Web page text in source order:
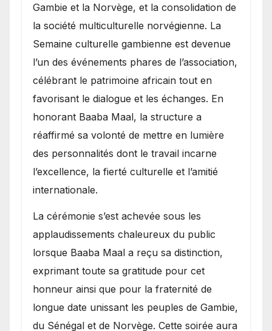
Gambie et la Norvège, et la consolidation de
la société multiculturelle norvégienne. La
Semaine culturelle gambienne est devenue
l’un des événements phares de l’association,
célébrant le patrimoine africain tout en
favorisant le dialogue et les échanges. En
honorant Baaba Maal, la structure a
réaffirmé sa volonté de mettre en lumière
des personnalités dont le travail incarne
l’excellence, la fierté culturelle et l’amitié
internationale.
​La cérémonie s’est achevée sous les
applaudissements chaleureux du public
lorsque Baaba Maal a reçu sa distinction,
exprimant toute sa gratitude pour cet
honneur ainsi que pour la fraternité de
longue date unissant les peuples de Gambie,
du Sénégal et de Norvège. Cette soirée aura